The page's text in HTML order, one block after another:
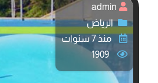
admin
الرياض
منذ 7 سنوات
1909